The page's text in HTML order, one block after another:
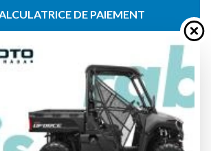
DE PAIEMENT